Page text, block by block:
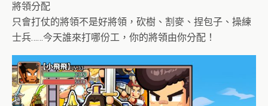
將領分配
只會打仗的將領不是好將領，砍樹、割麥、捏包子、操練
士兵……今天誰來打哪份工，你的將領由你分配！